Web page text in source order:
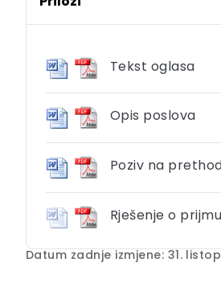
Tekst oglasa
Opis poslova
Poziv na
Rješenje o
Datum zadnje izmjene: 31.